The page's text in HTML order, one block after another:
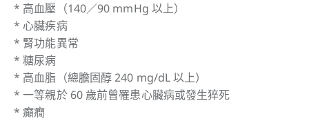
* 高血壓（140／90 mmHg 以上）
* 心臟疾病
* 腎功能異常
* 糖尿病
* 高血脂（總膽固醇 240 mg/dL 以上）
* 一等親於 60 歲前曾罹患心臟病或發生猝死
* 癲癇